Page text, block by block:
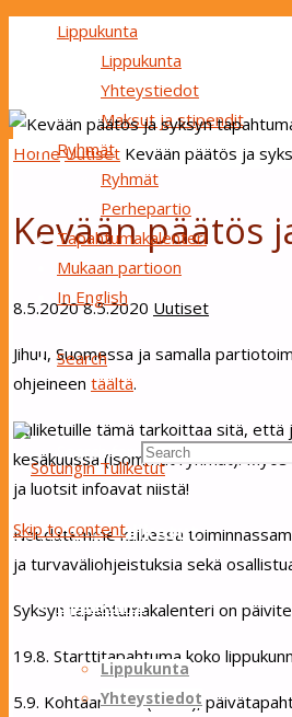
Lippukunta
Lippukunta
Yhteystiedot
Maksut ja stipendit
Ryhmät
Ryhmät
Perhepartio
Tapahtumakalenteri
Mukaan partioon
In English
Search
Search for:
Sotungin Tuliketut
Skip to content
Lippukunta
Lippukunta
Yhteystiedot
Home Uutiset Kevään päätös ja
Kevään päätös
8.5.20208.5.2020 Uutiset
Jihuu, Suomessa ja samalla
ohjeineen täältä.
Tuliketuille tämä tarkoittaa sitä, että
kesäkuussa (isommat ryhmät).
ja luotsit infoavat niistä!
Noudatamme kaikessa
ja turvaväliohjeistuksia sekä
Syksyn tapahtumakalenteri on
19.8. Starttitapahtuma koko
5.9. Kohtaaminen (PäPa),